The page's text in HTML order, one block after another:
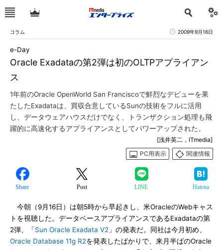
コラム 2009年9月16日
Oracle Exadataの第2弾は初のOLTPアプライアン
ス
e-Day
1年前のOracle OpenWorld San Franciscoで鮮烈なデビューを果
たしたExadataは、買収合意しているSunの技術をフルに活用
し、データウェアハウスだけでなく、トランザクション処理も飛
躍的に高速化するアプライアンスとしてパワーアップされた。
[浅井英二，ITmedia]
PC用表示
関連情報
Share Post LINE Hatena
今朝（9月16日）は朝5時から早起きし、米OracleのWebキャス
トを視聴した。データベースアプライアンスであるExadataの第
2弾、「Sun Oracle Exadata V2 」の発表だ。同社は今月初め、
Oracle Database 11g R2を発表したばかりで、来月半ばのOracle